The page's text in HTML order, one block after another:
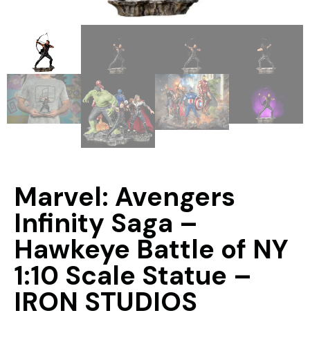
Marvel: Avengers
Infinity Saga –
Hawkeye Battle of NY
1:10 Scale Statue –
IRON STUDIOS